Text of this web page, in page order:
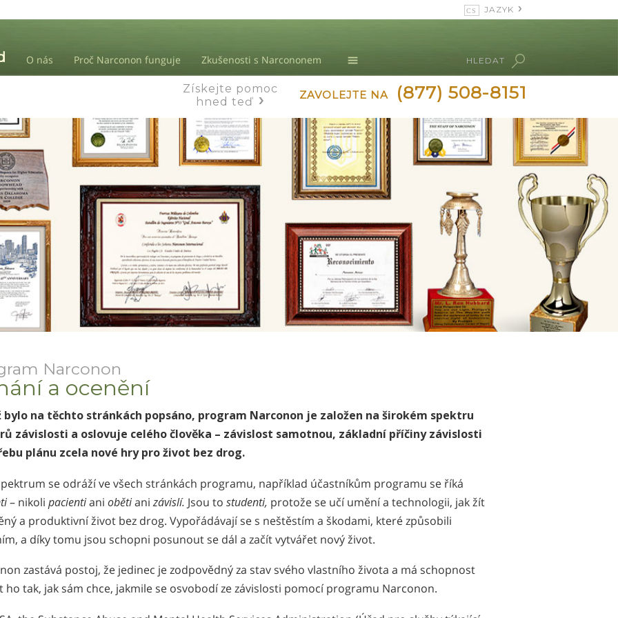
O nás Proč Narconon funguje Zkušenosti s Narcononem
L. Ron Hubbard
HLEDAT
JAZYK
Deutsch
Ελληνικά (Greek)
Français
Hebrew
Italiano
日本語 (Japanese)
Nederlands
Portuguès
Русский (Russian)
Svenska
繁體中文 (Chinese)
Turkish
ZAVOLEJTE NA (877) 508-8151
Získejte pomoc
hned teď
Narconon
a ocenění
bylo na těchto stránkách popsáno, program Narconon je založen na širokém spektru
závislosti a oslovuje celého člověka – závislost samotnou, základní příčiny závislosti
plánu zcela nové hry pro život bez drog.
se odráží ve všech stránkách programu, například účastníkům programu se říká
– nikoli pacientiani obětianizávislí. Jsou to studenti, protože se učí umění a technologii, jak žít
a produktivní život bez drog. Vypořádávají se s neštěstím a škodami, které způsobili
a díky tomu jsou schopni posunout se dál a začít vytvářet nový život.
zastává postoj, že jedinec je zodpovědný za stav svého vlastního života a má schopnost
ho tak, jak sám chce, jakmile se osvobodí ze závislosti pomocí programu Narconon.